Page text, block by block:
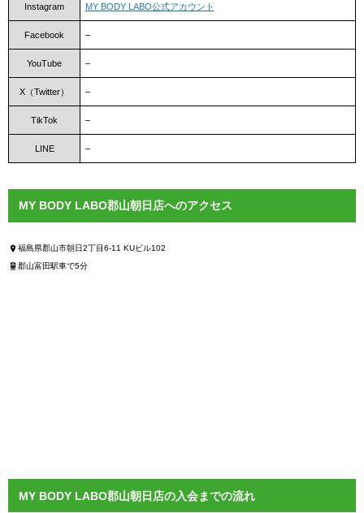
Instagram MY BODY LABO公式アカウント
Facebook –
YouTube –
X（Twitter） –
TikTok –
LINE –
MY BODY LABO郡山朝日店へのアクセス
福島県郡山市朝日2丁目6-11 KUビル102
郡山富田駅車で5分
MY BODY LABO郡山朝日店の入会までの流れ